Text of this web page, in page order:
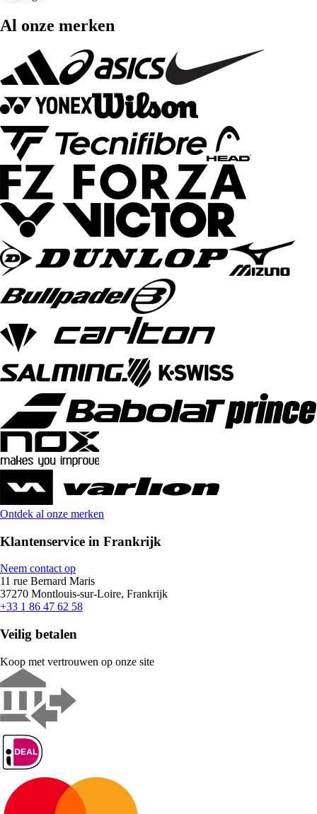
Al onze merken
Ontdek al onze merken
Klantenservice in Frankrijk
Neem contact op
11 rue Bernard Maris
37270 Montlouis-sur-Loire, Frankrijk
+33 1 86 47 62 58
Veilig betalen
Koop met vertrouwen op onze site